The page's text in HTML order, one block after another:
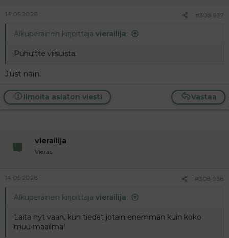
14.05.2026 #308 937
Alkuperäinen kirjoittaja vierailija:
Puhuitte viisuista.
Just näin.
Vastaa
Ilmoita asiaton viesti
vierailija
Vieras
14.05.2026 #308 938
Alkuperäinen kirjoittaja vierailija:
Laita nyt vaan, kun tiedät jotain enemmän kuin koko
muu maailma!